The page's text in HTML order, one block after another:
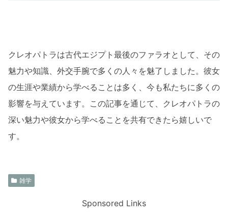
クレオパトラは古代エジプト最後のファラオとして、その
魅力や知識、外交手腕で多くの人々を魅了しました。彼女
の生涯や業績から学べることは多く、今も私たちに多くの
影響を与えています。この記事を通じて、クレオパトラの
深い魅力や彼女から学べることを共有できたら嬉しいで
す。
雑学
Sponsored Links